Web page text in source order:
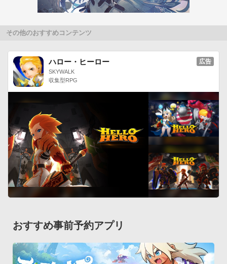
その他のおすすめコンテンツ
ハロー・ヒーロー
SKYWALK
収集型RPG
広告
おすすめ事前予約アプリ